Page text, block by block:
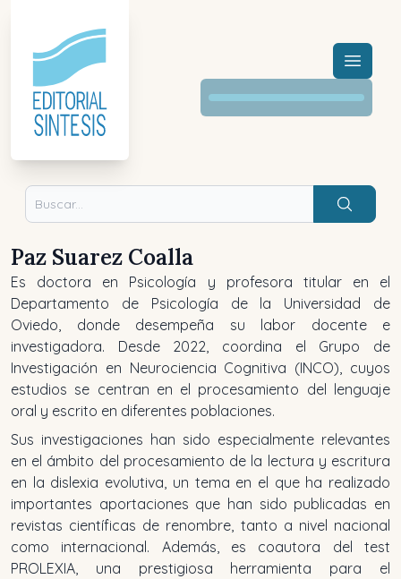
Menú
Buscar
Paz Suarez Coalla
Es doctora en Psicología y profesora titular en el
Departamento de Psicología de la Universidad de
Oviedo, donde desempeña su labor docente e
investigadora. Desde 2022, coordina el Grupo de
Investigación en Neurociencia Cognitiva (INCO), cuyos
estudios se centran en el procesamiento del lenguaje
oral y escrito en diferentes poblaciones.
Sus investigaciones han sido especialmente relevantes
en el ámbito del procesamiento de la lectura y escritura
en la dislexia evolutiva, un tema en el que ha realizado
importantes aportaciones que han sido publicadas en
revistas científicas de renombre, tanto a nivel nacional
como internacional. Además, es coautora del test
PROLEXIA, una prestigiosa herramienta para el